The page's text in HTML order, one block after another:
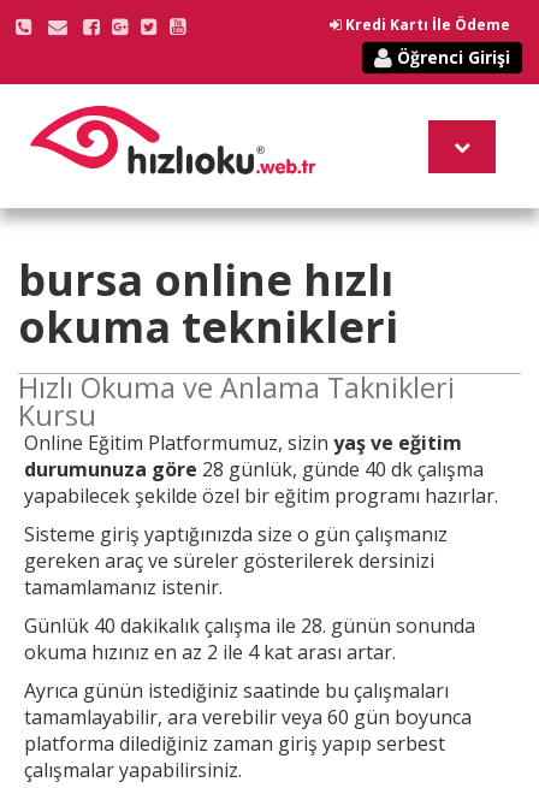
Kredi Kartı İle Ödeme
Öğrenci Girişi
bursa online hızlı
okuma teknikleri
Hızlı Okuma ve Anlama Taknikleri
Kursu
Online Eğitim Platformumuz, sizin yaş ve eğitim
durumunuza göre 28 günlük, günde 40 dk çalışma
yapabilecek şekilde özel bir eğitim programı hazırlar.
Sisteme giriş yaptığınızda size o gün çalışmanız
gereken araç ve süreler gösterilerek dersinizi
tamamlamanız istenir.
Günlük 40 dakikalık çalışma ile 28. günün sonunda
okuma hızınız en az 2 ile 4 kat arası artar.
Ayrıca günün istediğiniz saatinde bu çalışmaları
tamamlayabilir, ara verebilir veya 60 gün boyunca
platforma dilediğiniz zaman giriş yapıp serbest
çalışmalar yapabilirsiniz.